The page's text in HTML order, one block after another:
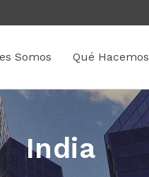
Somos Qué Hacemos
India